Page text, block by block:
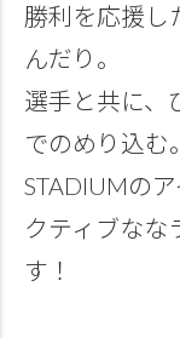
勝利を応援し
んだり。
選手と共に、
でのめり込む。
STADIUMの
クティブなな
す！